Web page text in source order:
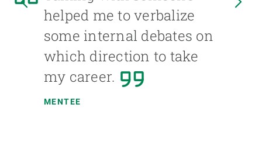
helped me to verbalize
some internal debates on
which direction to take
my career.
MENTEE